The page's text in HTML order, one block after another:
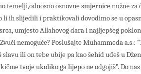
temelji,odnosno osnovne smjernice nužne
li ih slijedili i praktikovali dovodimo se u
umjesto Allahovog dara i najljepšeg
nemoguće? Poslušajte Muhammeda
slavu ili on tebe ubije pa kao šehid uđeš u
tvoje ukoliko ga lijepo ne odgojiš”. Do